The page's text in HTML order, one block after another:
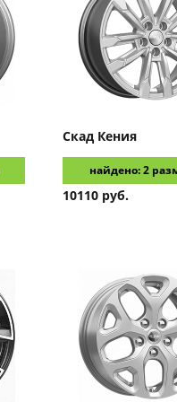
Скад Кения
найдено: 2
10110 руб.